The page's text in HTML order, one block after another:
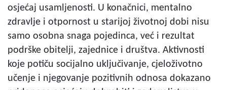
osjećaj usamljenosti. U konačnici, mentalno
zdravlje i otpornost u starijoj životnoj dobi nisu
samo osobna snaga pojedinca, već i rezultat
podrške obitelji, zajednice i društva. Aktivnosti
koje potiču socijalno uključivanje, cjeloživotno
učenje i njegovanje pozitivnih odnosa dokazano